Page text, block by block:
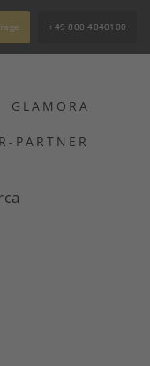
+49 800 4040100
GLAMORA
PARTNER